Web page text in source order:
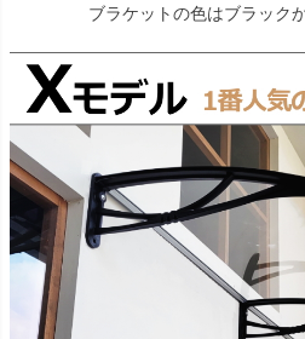
ブラケットの色はブラック